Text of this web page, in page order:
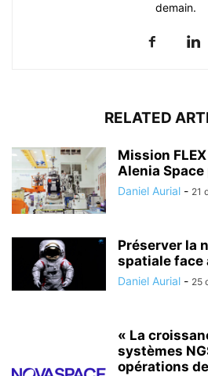
demain.
RELATED
Mission
Alenia
Daniel Aurial - 21
Préserver la
spatiale face
Daniel Aurial - 25
« La
systèmes
opérations